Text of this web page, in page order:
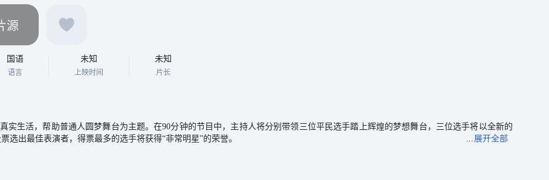
源
国语
语言
未知
上映时间
未知
片长
实生活，帮助普通人圆梦舞台为主题。在90分钟的节目中，主持人将分别带领三位平民选手踏上辉煌的梦想舞台，三位选手将以全新的
出最佳表演者，得票最多的选手将获得“非常明星”的荣誉。